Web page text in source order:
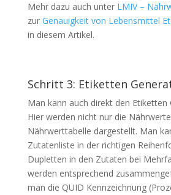
Mehr dazu auch unterLMIV –
zur Genauigkeit von Lebensmittel
in diesem Artikel.
Schritt 3: Etiketten
Man kann auch direkt den
Hier werden nicht nur die
Nährwerttabelle dargestellt. Man
Zutatenliste in der richtigen
Dupletten in den Zutaten bei
werden entsprechend
man die QUID Kennzeichnung